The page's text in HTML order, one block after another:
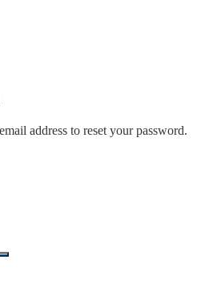
address to reset your password.